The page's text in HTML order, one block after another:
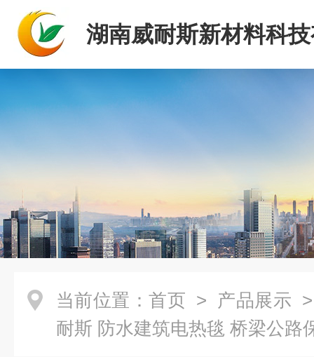
湖南威耐斯新材料科
司
当前位置： 首页 > 产品展示
耐斯 防水建筑电热毯 桥梁公路